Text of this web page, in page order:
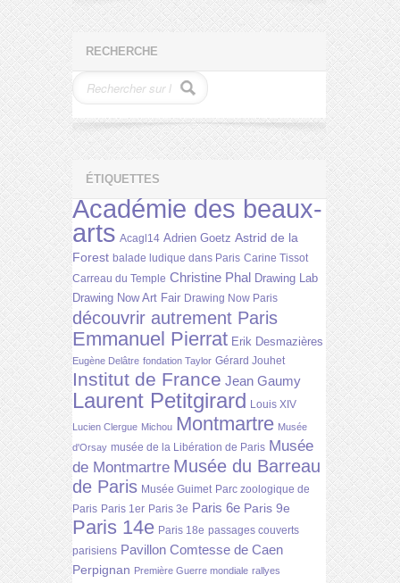
RECHERCHE
ÉTIQUETTES
Académie des beaux-
arts Acagl14 Adrien Goetz Astrid de la
Forest balade ludique dans Paris Carine Tissot
Carreau du Temple Christine Phal Drawing Lab
Drawing Now Art Fair Drawing Now Paris
découvrir autrement Paris
Emmanuel Pierrat Erik Desmazières
Eugène Delâtre fondation Taylor Gérard Jouhet
Institut de France Jean Gaumy
Laurent Petitgirard Louis XIV
Lucien Clergue Michou Montmartre Musée
d'Orsay musée de la Libération de Paris Musée
de Montmartre Musée du Barreau
de Paris Musée Guimet Parc zoologique de
Paris Paris 1er Paris 3e Paris 6e Paris 9e
Paris 14e Paris 18e passages couverts
parisiens Pavillon Comtesse de Caen
Perpignan Première Guerre mondiale rallyes